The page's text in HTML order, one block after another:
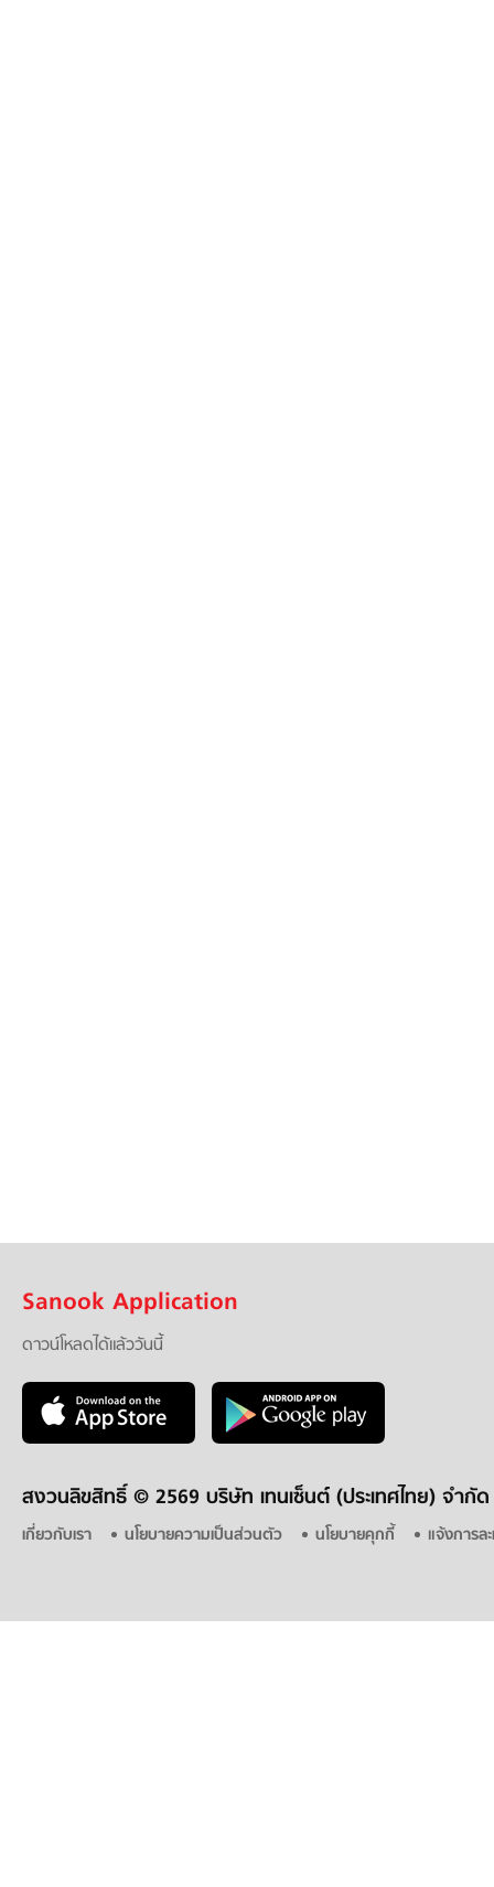
Sanook Application
ดาวน์โหลดได้แล้ววันนี้
สงวนลิขสิทธิ์ © 2569 บริษัท เทนเซ็นต์ (ประเทศไทย) จำกัด
เกี่ยวกับเรา นโยบายความเป็นส่วนตัว นโยบายคุกกี้ แจ้งการล